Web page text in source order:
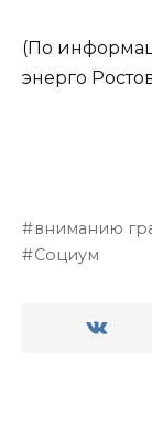
(По
энерго
вниманию
Социум